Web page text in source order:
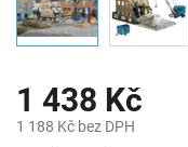
1 438 Kč
1 188 Kč bez DPH